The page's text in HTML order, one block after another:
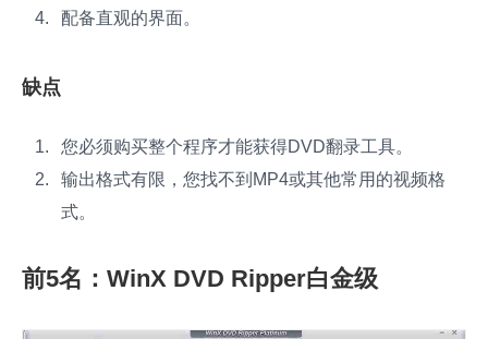
配备直观的界面。
缺点
您必须购买整个程序才能获得DVD翻录工具。
输出格式有限，您找不到MP4或其他常用的视频格
式。
前5名：WinX DVD Ripper白金级